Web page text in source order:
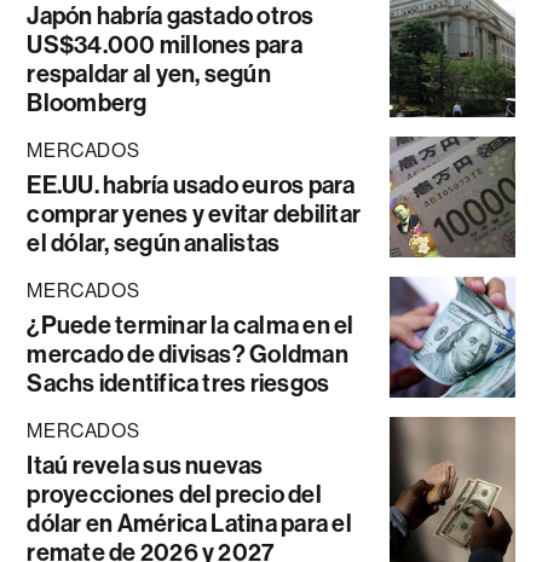
Japón habría gastado otros
US$34.000 millones para
respaldar al yen, según
Bloomberg
MERCADOS
EE.UU. habría usado euros para
comprar yenes y evitar debilitar
el dólar, según analistas
MERCADOS
¿Puede terminar la calma en el
mercado de divisas? Goldman
Sachs identifica tres riesgos
MERCADOS
Itaú revela sus nuevas
proyecciones del precio del
dólar en América Latina para el
remate de 2026 y 2027